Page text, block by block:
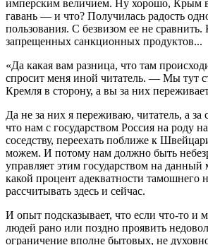
имперским величием. Ну хорошо, Крым
гавань — и что? Получилась радость
пользования. С безвизом ее не
запрещенных санкционных продуктов...
«Да какая вам разница, что там
спросит меня иной читатель. — Мы тут
Кремля в сторону, а вы за них
Да не за них я переживаю, читатель, а за
что нам с государством Россия на роду
соседству, переехать поближе к
можем. И потому нам должно быть
управляет этим государством на
какой процент адекватности
рассчитывать здесь и сейчас.
И опыт подсказывает, что если что-то и
людей рано или поздно проявить
ограничение вполне бытовых, не